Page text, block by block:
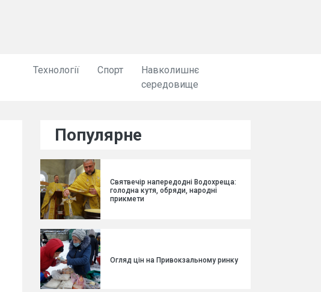
Технології Спорт
Навколишнє
середовище
Популярне
Святвечір напередодні Водохреща:
голодна кутя, обряди, народні
прикмети
Огляд цін на Привокзальному ринку